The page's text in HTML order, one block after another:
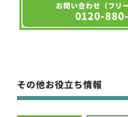
お問い合わせ（フリ
0120-
その他お役立ち情報